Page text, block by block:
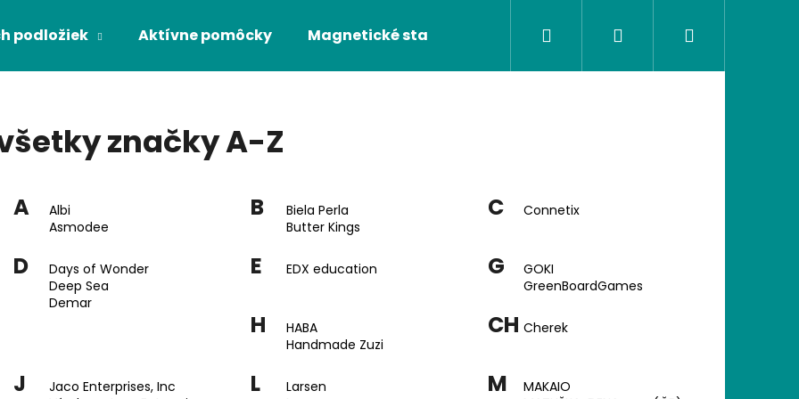
podložiek Aktívne pomôcky Magnetické stavebnice Ortopedické podložky
Hľadať PrihlásenieNákupný
značky A-Z
A
Albi
Asmodee
B
Biela Perla
Butter Kings
C Connetix
D
Days of Wonder
Deep Sea
Demar
E EDX education G
GOKI
GreenBoardGames
H
HABA
Handmade Zuzi
CH Cherek
J
Jaco Enterprises, Inc
L
Larsen
M
MAKAIO